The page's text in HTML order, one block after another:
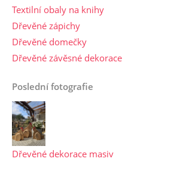
Textilní obaly na knihy
Dřevěné zápichy
Dřevěné domečky
Dřevěné závěsné dekorace
Poslední fotografie
Dřevěné dekorace masiv